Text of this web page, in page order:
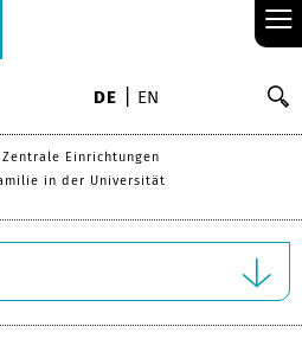
≡
DE EN
Zentrale Einrichtungen
in der Universität